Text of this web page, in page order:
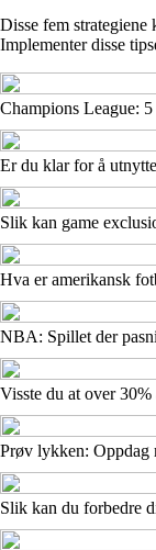
Disse fem
Implementer disse
Champions League:
Er du klar for å
Slik kan game
Hva er amerikansk
NBA: Spillet der
Visste du at over
Prøv lykken: Oppdag
Slik kan du forbedre